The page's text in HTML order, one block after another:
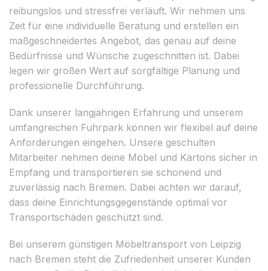
reibungslos und stressfrei verläuft. Wir nehmen uns
Zeit für eine individuelle Beratung und erstellen ein
maßgeschneidertes Angebot, das genau auf deine
Bedürfnisse und Wünsche zugeschnitten ist. Dabei
legen wir großen Wert auf sorgfältige Planung und
professionelle Durchführung.
Dank unserer langjährigen Erfahrung und unserem
umfangreichen Fuhrpark können wir flexibel auf deine
Anforderungen eingehen. Unsere geschulten
Mitarbeiter nehmen deine Möbel und Kartons sicher in
Empfang und transportieren sie schonend und
zuverlässig nach Bremen. Dabei achten wir darauf,
dass deine Einrichtungsgegenstände optimal vor
Transportschäden geschützt sind.
Bei unserem günstigen Möbeltransport von Leipzig
nach Bremen steht die Zufriedenheit unserer Kunden